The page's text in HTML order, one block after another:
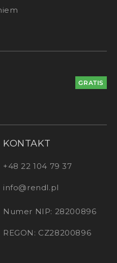
GRATIS
KONTAKT
+48 22 104 79 37
info@rendl.pl
Numer NIP: 28200896
REGON: CZ28200896